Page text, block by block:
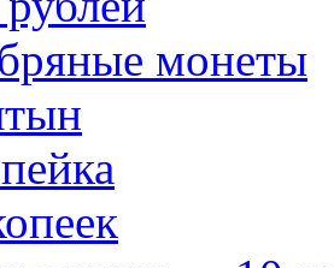
монеты